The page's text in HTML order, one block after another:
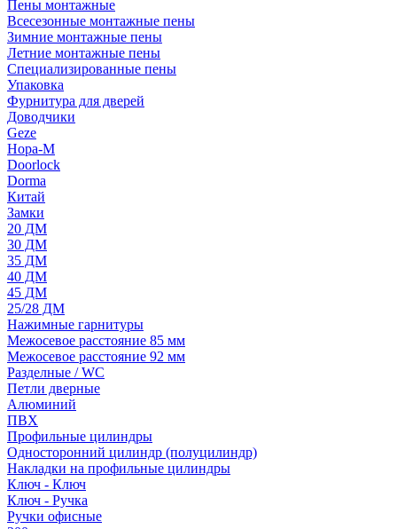
Пены монтажные
Всесезонные монтажные пены
Зимние монтажные пены
Летние монтажные пены
Специализированные пены
Упаковка
Фурнитура для дверей
Доводчики
Geze
Нора-М
Doorlock
Dorma
Китай
Замки
20 ДМ
30 ДМ
35 ДМ
40 ДМ
45 ДМ
25/28 ДМ
Нажимные гарнитуры
Межосевое расстояние 85 мм
Межосевое расстояние 92 мм
Разделные / WC
Петли дверные
Алюминий
ПВХ
Профильные цилиндры
Односторонний цилиндр (полуцилиндр)
Накладки на профильные цилиндры
Ключ - Ключ
Ключ - Ручка
Ручки офисные